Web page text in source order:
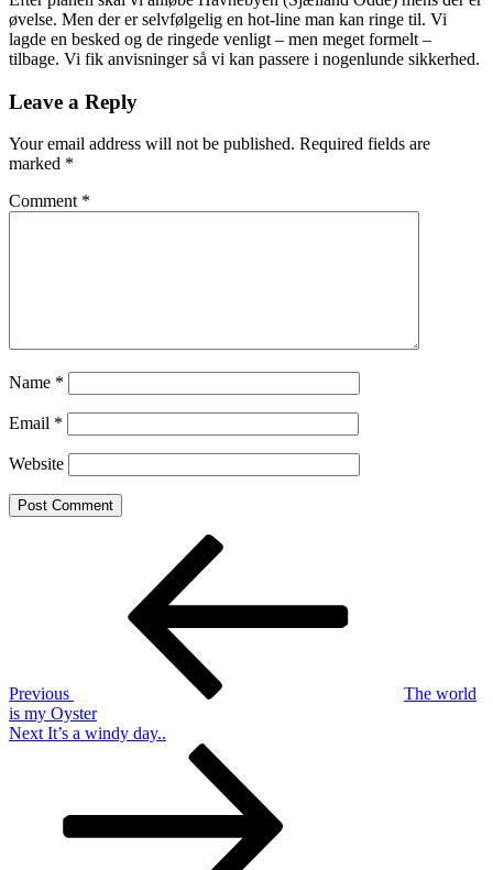
øvelse. Men der er selvfølgelig en hot-line man kan ringe til. Vi
lagde en besked og de ringede venligt – men meget formelt –
tilbage. Vi fik anvisninger så vi kan passere i nogenlunde sikkerhed.
Leave a Reply
Your email address will not be published. Required fields are
marked *
Comment *
Name *
Email *
Website
Previous
The world
is my Oyster
Next
Next It’s a windy day..